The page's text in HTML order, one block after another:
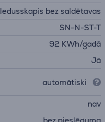
ledusskapis bez saldētavas
SN-N-ST-T
92 KWh/gadā
Jā
automātiski
nav